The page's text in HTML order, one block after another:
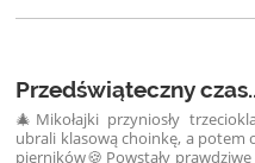
Przedświąteczny
🎄Mikołajki przyniosły
ubrali klasową choinkę, a
pierników🍪 Powstały